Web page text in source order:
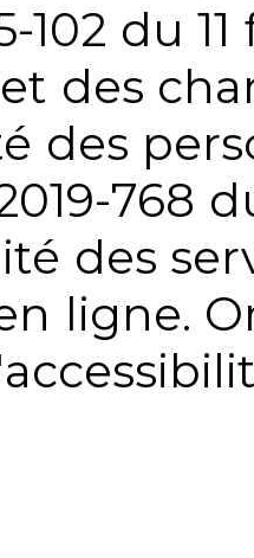
102 du
des
des
768
des
ligne.